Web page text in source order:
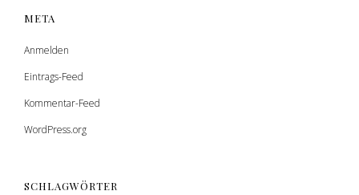
META
Anmelden
Eintrags-Feed
Kommentar-Feed
WordPress.org
SCHLAGWÖRTER